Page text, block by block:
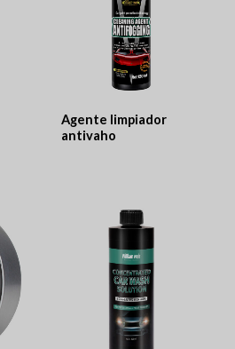
Agente limpiador
antivaho